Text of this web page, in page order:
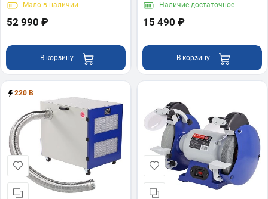
Мало в наличии
52 990 ₽
В корзину
Наличие достаточное
15 490 ₽
В корзину
220 В